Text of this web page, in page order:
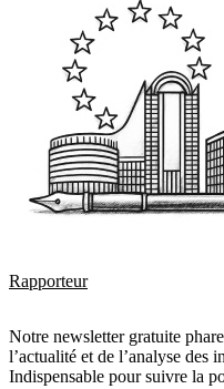
Rapporteur
Notre newsletter gratuite
l’actualité et de l’analyse des
Indispensable pour suivre la